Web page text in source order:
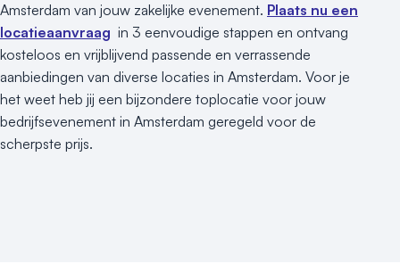
Amsterdam van jouw zakelijke evenement. Plaats nu een
locatieaanvraag in 3 eenvoudige stappen en ontvang
kosteloos en vrijblijvend passende en verrassende
aanbiedingen van diverse locaties in Amsterdam. Voor je
het weet heb jij een bijzondere toplocatie voor jouw
bedrijfsevenement in Amsterdam geregeld voor de
scherpste prijs.